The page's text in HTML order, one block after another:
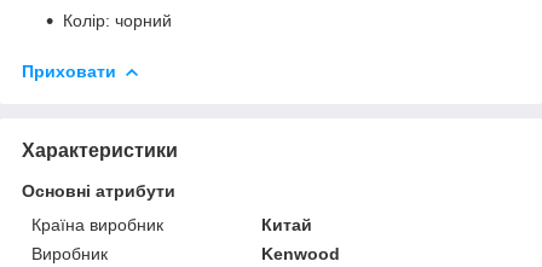
Колір: чорний
Приховати
Характеристики
Основні атрибути
Країна виробник
Китай
Виробник
Kenwood